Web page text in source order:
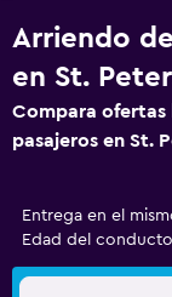
Arriendo
en St.
Compara ofertas
pasajeros en St.
Entrega en el
Edad del